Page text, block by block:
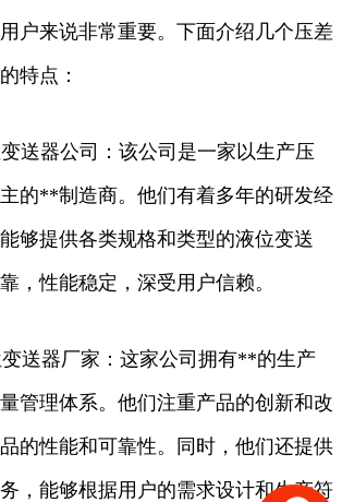
户来说非常重要。下面介绍几个压差
特点：
送器公司：该公司是一家以生产压
的**制造商。他们有着多年的研发经
够提供各类规格和类型的液位变送
，性能稳定，深受用户信赖。
送器厂家：这家公司拥有**的生产
管理体系。他们注重产品的创新和改
的性能和可靠性。同时，他们还提供
，能够根据用户的需求设计和生产符